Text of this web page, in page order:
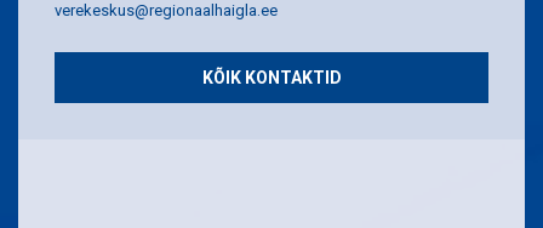
verekeskus@regionaalhaigla.ee
KÕIK KONTAKTID